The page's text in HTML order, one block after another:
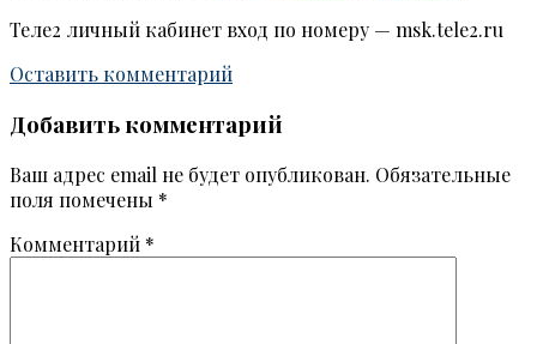
Теле2 личный кабинет вход по номеру — msk.tele2.ru
Оставить комментарий
Добавить комментарий
Ваш адрес email не будет опубликован. Обязательные
поля помечены *
Комментарий *